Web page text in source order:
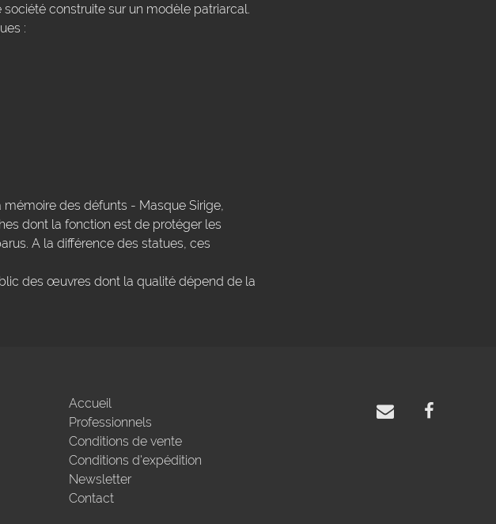
construite sur un modèle patriarcal.
:
des défunts - Masque Sirige,
dont la fonction est de protéger les
A la différence des statues, ces
des œuvres dont la qualité dépend de la
Accueil
Professionnels
Conditions de vente
Conditions d'expédition
Newsletter
Contact